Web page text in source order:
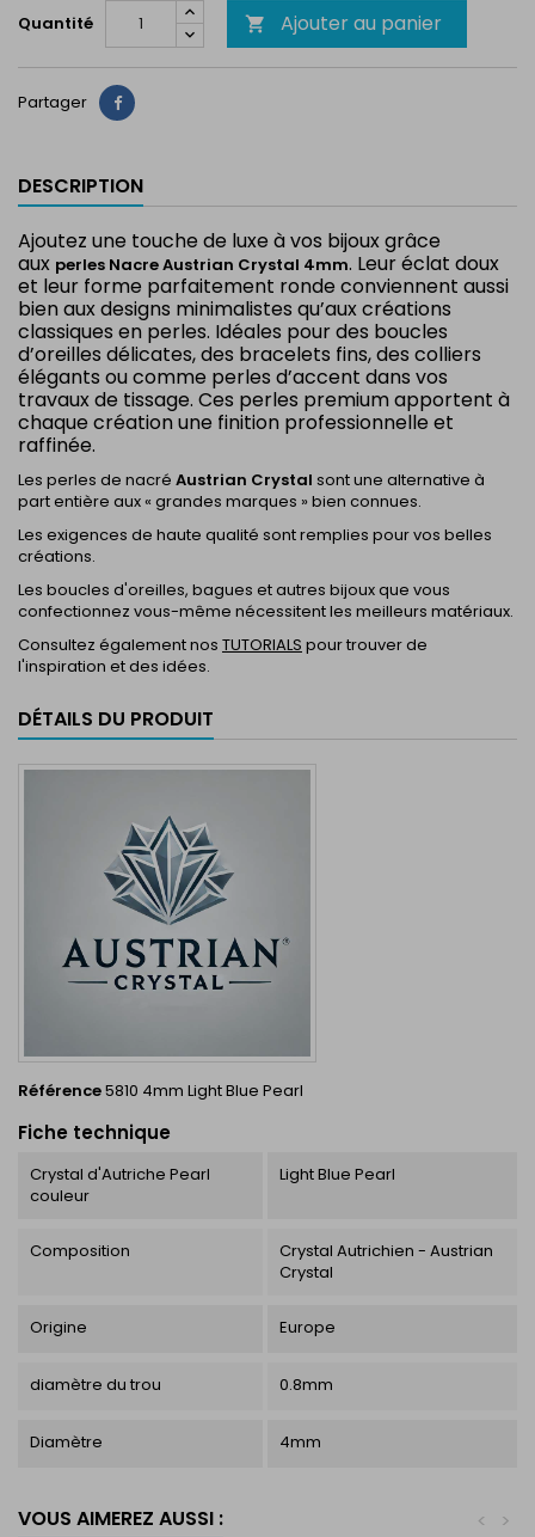
Quantité  Ajouter au panier
Partager Partager
DESCRIPTION
Ajoutez une touche de luxe à vos bijoux grâce
aux perles Nacre Austrian Crystal 4mm. Leur éclat doux
et leur forme parfaitement ronde conviennent aussi
bien aux designs minimalistes qu’aux créations
classiques en perles. Idéales pour des boucles
d’oreilles délicates, des bracelets fins, des colliers
élégants ou comme perles d’accent dans vos
travaux de tissage. Ces perles premium apportent à
chaque création une finition professionnelle et
raffinée.
Les perles de nacré Austrian Crystal sont une alternative à
part entière aux « grandes marques » bien connues.
Les exigences de haute qualité sont remplies pour vos belles
créations.
Les boucles d'oreilles, bagues et autres bijoux que vous
confectionnez vous-même nécessitent les meilleurs matériaux.
Consultez également nos TUTORIALS pour trouver de
l'inspiration et des idées.
DÉTAILS DU PRODUIT
Référence5810 4mm Light Blue Pearl
Fiche technique
Crystal d'Autriche Pearl
couleur
Light Blue Pearl
Composition
Crystal Autrichien - Austrian
Crystal
Origine Europe
diamètre du trou 0.8mm
Diamètre 4mm
VOUS AIMEREZ AUSSI : >
<